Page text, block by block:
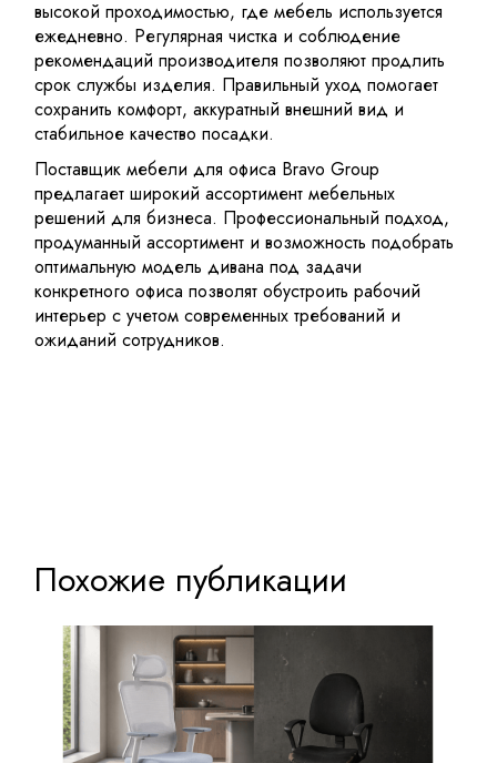
высокой проходимостью, где мебель используется
ежедневно. Регулярная чистка и соблюдение
рекомендаций производителя позволяют продлить
срок службы изделия. Правильный уход помогает
сохранить комфорт, аккуратный внешний вид и
стабильное качество посадки.
Поставщик мебели для офиса Bravo Group
предлагает широкий ассортимент мебельных
решений для бизнеса. Профессиональный подход,
продуманный ассортимент и возможность подобрать
оптимальную модель дивана под задачи
конкретного офиса позволят обустроить рабочий
интерьер с учетом современных требований и
ожиданий сотрудников.
Похожие публикации